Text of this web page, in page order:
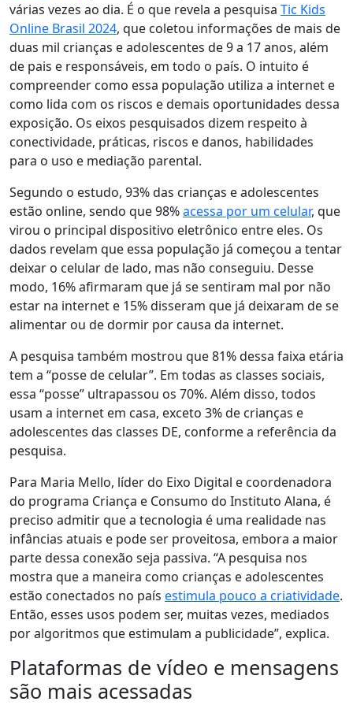
várias vezes ao dia. É o que revela a pesquisa Tic Kids
Online Brasil 2024, que coletou informações de mais de
duas mil crianças e adolescentes de 9 a 17 anos, além
de pais e responsáveis, em todo o país. O intuito é
compreender como essa população utiliza a internet e
como lida com os riscos e demais oportunidades dessa
exposição. Os eixos pesquisados dizem respeito à
conectividade, práticas, riscos e danos, habilidades
para o uso e mediação parental.
Segundo o estudo, 93% das crianças e adolescentes
estão online, sendo que 98%acessa por um celular, que
virou o principal dispositivo eletrônico entre eles. Os
dados revelam que essa população já começou a tentar
deixar o celular de lado, mas não conseguiu. Desse
modo, 16% afirmaram que já se sentiram mal por não
estar na internet e 15% disseram que já deixaram de se
alimentar ou de dormir por causa da internet.
A pesquisa também mostrou que 81% dessa faixa etária
tem a “posse de celular”. Em todas as classes sociais,
essa “posse” ultrapassou os 70%. Além disso, todos
usam a internet em casa, exceto 3% de crianças e
adolescentes das classes DE, conforme a referência da
pesquisa.
Para Maria Mello, líder do Eixo Digital e coordenadora
do programa Criança e Consumo do Instituto Alana, é
preciso admitir que a tecnologia é uma realidade nas
infâncias atuais e pode ser proveitosa, embora a maior
parte dessa conexão seja passiva. “A pesquisa nos
mostra que a maneira como crianças e adolescentes
estão conectados no país estimula pouco a criatividade.
Então, esses usos podem ser, muitas vezes, mediados
por algoritmos que estimulam a publicidade”, explica.
Plataformas de vídeo e mensagens
são mais acessadas